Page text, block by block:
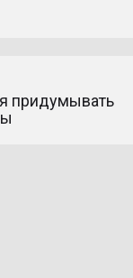
придумывать